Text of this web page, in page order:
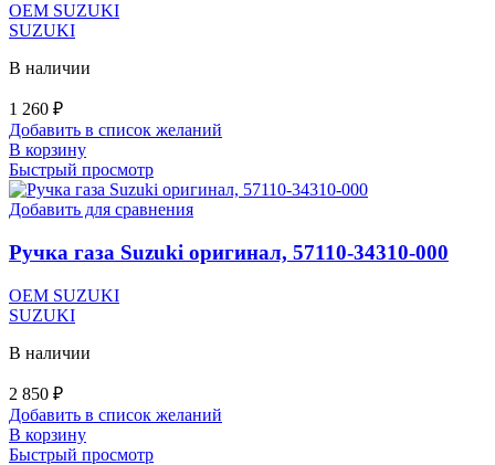
OEM SUZUKI
SUZUKI
В наличии
1 260 ₽
Добавить в список желаний
В корзину
Быстрый просмотр
Добавить для сравнения
Ручка газа Suzuki оригинал, 57110-34310-000
OEM SUZUKI
SUZUKI
В наличии
2 850 ₽
Добавить в список желаний
В корзину
Быстрый просмотр